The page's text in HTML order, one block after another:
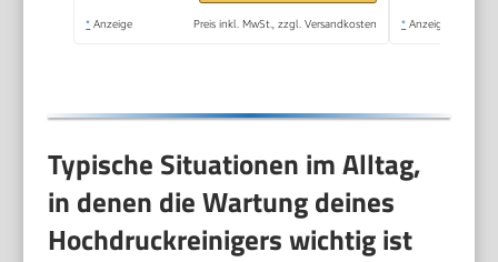
Hochdruckschlauch
* Anzeige Preis inkl. MwSt., zzgl. Versandkosten * Anzeige
Typische Situationen im Alltag,
in denen die Wartung deines
Hochdruckreinigers wichtig ist